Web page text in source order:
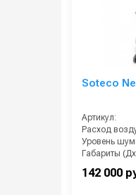
Soteco
Артикул:
Габариты
142 000